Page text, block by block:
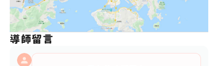
導師留言